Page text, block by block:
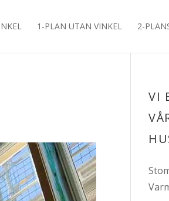
1-PLAN UTAN VINKEL 2-
VI